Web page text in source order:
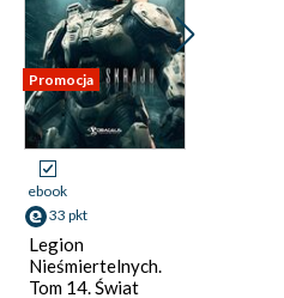
Promocja
ebook
33 pkt
Legion
Nieśmiertelnych.
Tom 14. Świat